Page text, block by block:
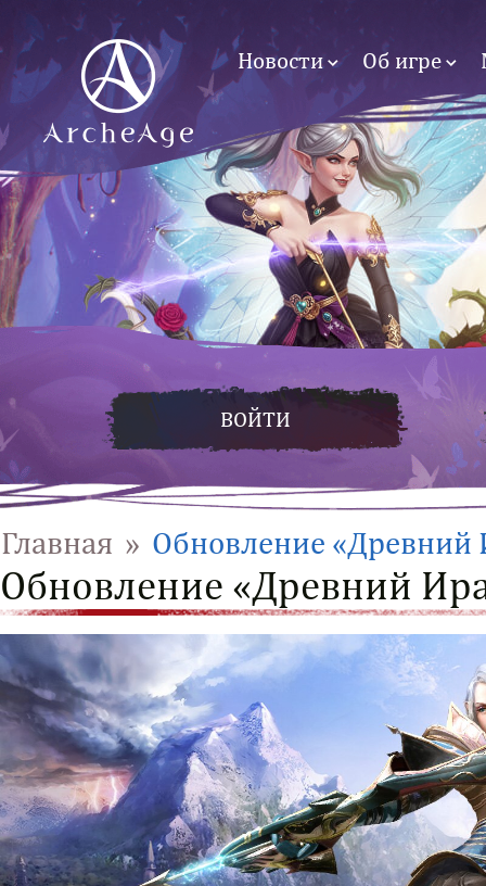
Новости Об игре
ВОЙТИ
Главная » Обновление
Обновление «Древний